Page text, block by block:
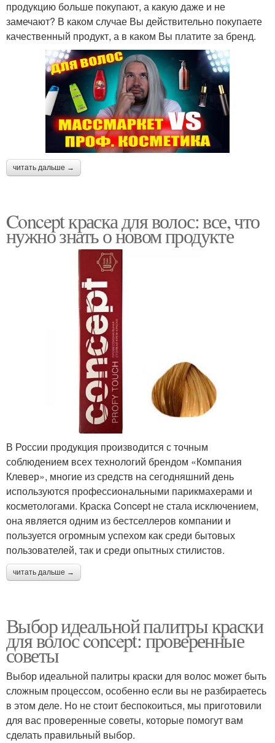
продукцию больше покупают, а какую даже и не
замечают? В каком случае Вы действительно покупаете
качественный продукт, а в каком Вы платите за бренд.
читать дальше →
Concept краска для волос: все, что
нужно знать о новом продукте
В России продукция производится с точным
соблюдением всех технологий брендом «Компания
Клевер», многие из средств на сегодняшний день
используются профессиональными парикмахерами и
косметологами. Краска Concept не стала исключением,
она является одним из бестселлеров компании и
пользуется огромным успехом как среди бытовых
пользователей, так и среди опытных стилистов.
читать дальше →
Выбор идеальной палитры краски
для волос concept: проверенные
советы
Выбор идеальной палитры краски для волос может быть
сложным процессом, особенно если вы не разбираетесь
в этом деле. Но не стоит беспокоиться, мы приготовили
для вас проверенные советы, которые помогут вам
сделать правильный выбор.